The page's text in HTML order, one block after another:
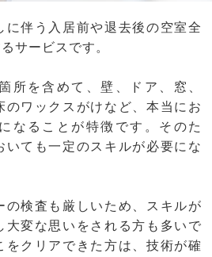
に伴う入居前や退去後の空室全
サービスです。
所を含めて、壁、ドア、窓、
のワックスがけなど、本当にお
なることが特徴です。そのた
いても一定のスキルが必要にな
の検査も厳しいため、スキルが
大変な思いをされる方も多いで
をクリアできた方は、技術が確